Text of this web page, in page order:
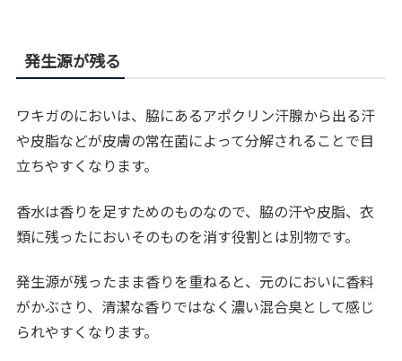
発生源が残る
ワキガのにおいは、脇にあるアポクリン汗腺から出る汗
や皮脂などが皮膚の常在菌によって分解されることで目
立ちやすくなります。
香水は香りを足すためのものなので、脇の汗や皮脂、衣
類に残ったにおいそのものを消す役割とは別物です。
発生源が残ったまま香りを重ねると、元のにおいに香料
がかぶさり、清潔な香りではなく濃い混合臭として感じ
られやすくなります。